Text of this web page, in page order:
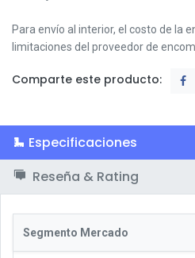
Para envío al interior, el costo de la
limitaciones del proveedor de
Comparte este producto:
Especificaciones
Reseña & Rating
Segmento Mercado